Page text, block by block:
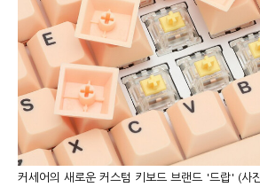
커세어의 새로운 커스텀 키보드 브랜드 '드랍' (사